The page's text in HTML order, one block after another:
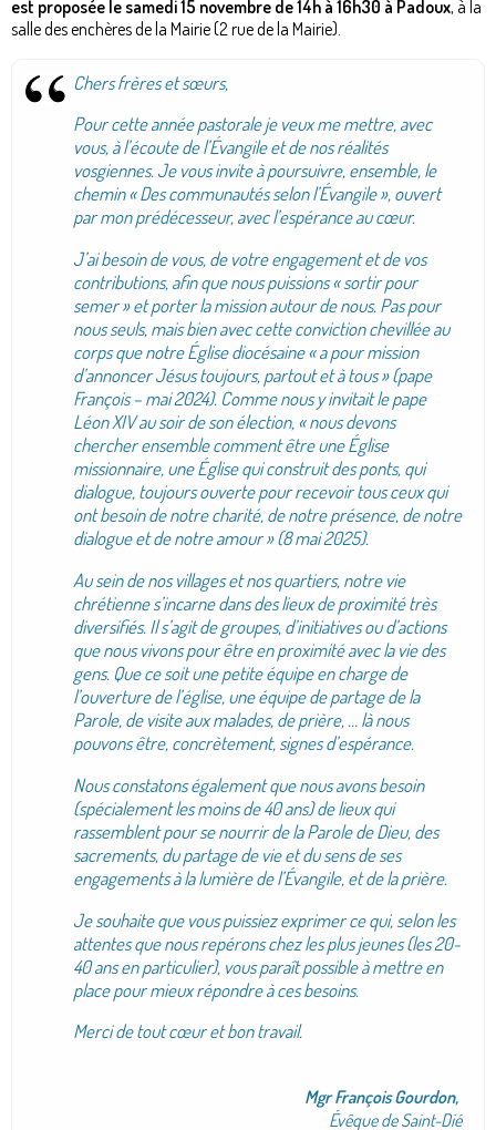
est proposée le samedi 15 novembre de 14h à 16h30 à Padoux, à la
salle des enchères de la Mairie (2 rue de la Mairie).
Chers frères et sœurs,
Pour cette année pastorale je veux me mettre, avec
vous, à l’écoute de l’Évangile et de nos réalités
vosgiennes. Je vous invite à poursuivre, ensemble, le
chemin « Des communautés selon l’Évangile », ouvert
par mon prédécesseur, avec l’espérance au cœur.
J’ai besoin de vous, de votre engagement et de vos
contributions, afin que nous puissions « sortir pour
semer » et porter la mission autour de nous. Pas pour
nous seuls, mais bien avec cette conviction chevillée au
corps que notre Église diocésaine « a pour mission
d’annoncer Jésus toujours, partout et à tous » (pape
François – mai 2024). Comme nous y invitait le pape
Léon XIV au soir de son élection, « nous devons
chercher ensemble comment être une Église
missionnaire, une Église qui construit des ponts, qui
dialogue, toujours ouverte pour recevoir tous ceux qui
ont besoin de notre charité, de notre présence, de notre
dialogue et de notre amour » (8 mai 2025).
Au sein de nos villages et nos quartiers, notre vie
chrétienne s’incarne dans des lieux de proximité très
diversifiés. Il s’agit de groupes, d’initiatives ou d’actions
que nous vivons pour être en proximité avec la vie des
gens. Que ce soit une petite équipe en charge de
l’ouverture de l’église, une équipe de partage de la
Parole, de visite aux malades, de prière, … là nous
pouvons être, concrètement, signes d’espérance.
Nous constatons également que nous avons besoin
(spécialement les moins de 40 ans) de lieux qui
rassemblent pour se nourrir de la Parole de Dieu, des
sacrements, du partage de vie et du sens de ses
engagements à la lumière de l’Évangile, et de la prière.
Je souhaite que vous puissiez exprimer ce qui, selon les
attentes que nous repérons chez les plus jeunes (les 20-
40 ans en particulier), vous paraît possible à mettre en
place pour mieux répondre à ces besoins.
Merci de tout cœur et bon travail.
Mgr François Gourdon,
Évêque de Saint-Dié